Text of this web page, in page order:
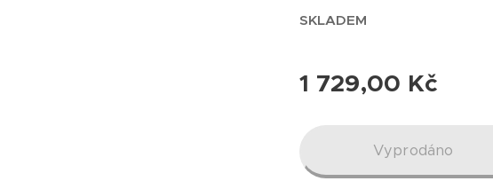
SKLADEM
1 729,00 Kč
Vyprodáno